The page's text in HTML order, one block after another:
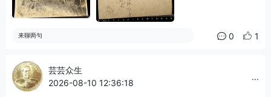
来聊两句 0 1
芸芸众生
2026-08-10 12:36:18
...